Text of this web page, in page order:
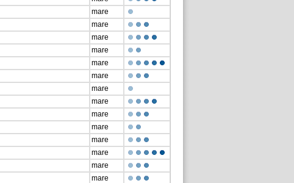
mare
mare
mare
mare
mare
mare
mare
mare
mare
mare
mare
mare
mare
mare